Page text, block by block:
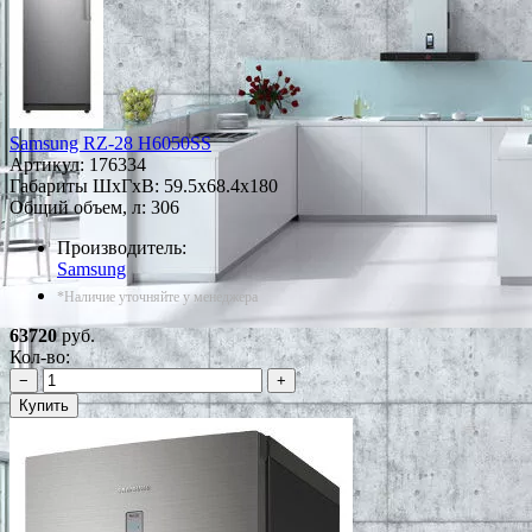
Samsung RZ-28 H6050SS
Артикул: 176334
Габариты ШxГxВ: 59.5x68.4x180
Общий объем, л: 306
Производитель:
Samsung
*Наличие уточняйте у менеджера
63720руб.
Кол-во:
−
+
Купить